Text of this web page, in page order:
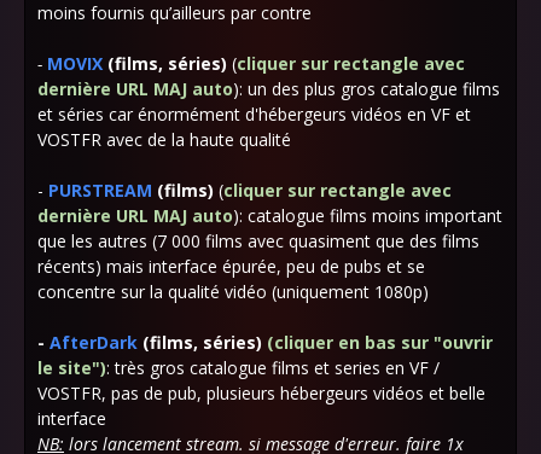
moins fournis qu’ailleurs par contre
- MOVIX (films, séries) (cliquer sur rectangle avec
dernière URL MAJ auto): un des plus gros catalogue films
et séries car énormément d'hébergeurs vidéos en VF et
VOSTFR avec de la haute qualité
- PURSTREAM (films) (cliquer sur rectangle avec
dernière URL MAJ auto): catalogue films moins important
que les autres (7 000 films avec quasiment que des films
récents) mais interface épurée, peu de pubs et se
concentre sur la qualité vidéo (uniquement 1080p)
- AfterDark (films, séries) (cliquer en bas sur "ouvrir
le site"): très gros catalogue films et series en VF /
VOSTFR, pas de pub, plusieurs hébergeurs vidéos et belle
interface
NB: lors lancement stream. si message d'erreur. faire 1x